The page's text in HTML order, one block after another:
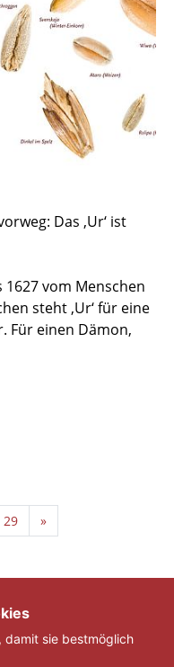
Das ‚Ur‘ ist
vom Menschen
steht ‚Ur‘ für eine
Für einen Dämon,
29 »
damit sie bestmöglich